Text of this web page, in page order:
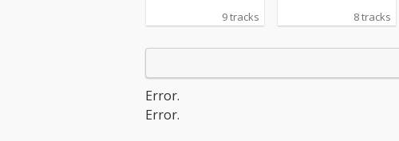
9 tracks 8 tracks
Error.
Error.